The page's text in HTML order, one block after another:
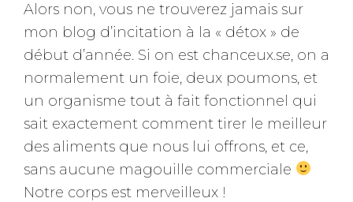
Alors non, vous ne trouverez jamais sur
mon blog d’incitation à la « détox » de
début d’année. Si on est chanceux.se, on a
normalement un foie, deux poumons, et
un organisme tout à fait fonctionnel qui
sait exactement comment tirer le meilleur
des aliments que nous lui offrons, et ce,
sans aucune magouille commerciale
Notre corps est merveilleux !